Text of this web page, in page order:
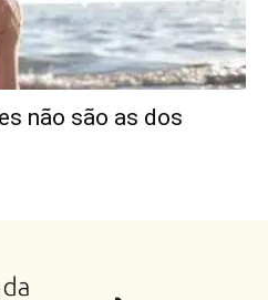
não são as dos